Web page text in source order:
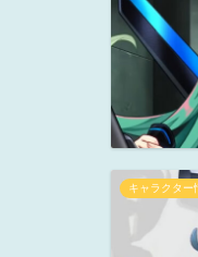
キャラクター